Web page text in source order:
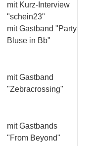
mit Kurz-Interview
"schein23"
mit Gastband "Party
Bluse in Bb"
mit Gastband
"Zebracrossing"
mit Gastbands
"From Beyond"